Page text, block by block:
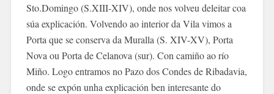
Sto.Domingo (S.XIII-XIV), onde nos volveu deleitar coa
súa explicación. Volvendo ao interior da Vila vimos a
Porta que se conserva da Muralla (S. XIV-XV), Porta
Nova ou Porta de Celanova (sur). Con camiño ao río
Miño. Logo entramos no Pazo dos Condes de Ribadavia,
onde se expón unha explicación ben interesante do